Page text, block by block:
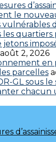
le
les quartiers
août 2, 2026
parcelles
GL sous
chacun